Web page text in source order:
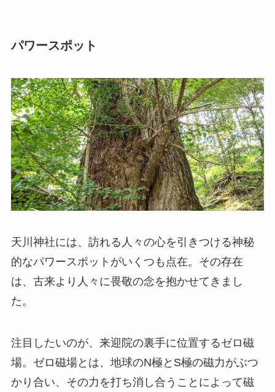
パワースポット
天川神社には、訪れる人々の心を引きつける神秘
的なパワースポットがいくつも点在。その存在
は、古来より人々に畏敬の念を抱かせてきまし
た。
注目したいのが、来迎院の裏手に位置するゼロ磁
場。ゼロ磁場とは、地球のN極とS極の磁力がぶつ
かり合い、その力を打ち消し合うことによって磁